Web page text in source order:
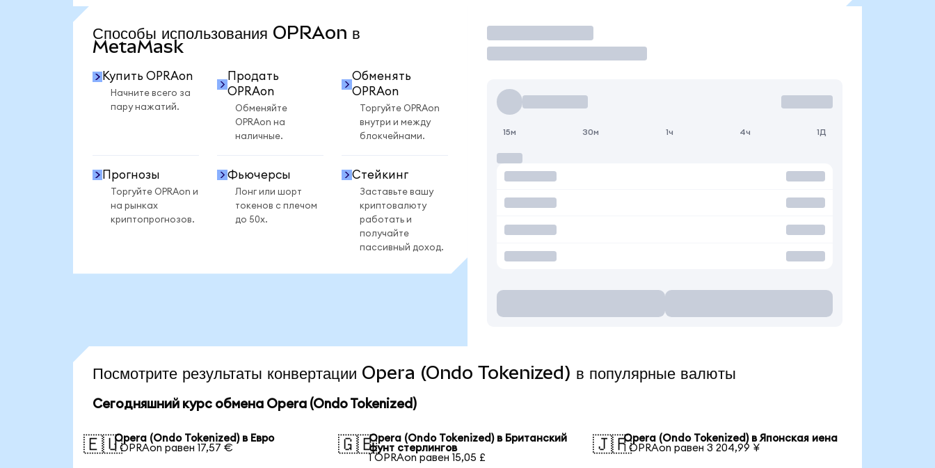
Способы использования OPRAon в
MetaMask
Купить OPRAon
Начните всего за
пару нажатий.
Продать
OPRAon
Обменяйте
OPRAon на
наличные.
Обменять
OPRAon
Торгуйте OPRAon
внутри и между
блокчейнами.
Прогнозы
Торгуйте OPRAon и
на рынках
криптопрогнозов.
Фьючерсы
Лонг или шорт
токенов с плечом
до 50x.
Стейкинг
Заставьте вашу
криптовалюту
работать и
получайте
пассивный доход.
Торговать
15м 30м 1ч 4ч 1Д
Посмотрите результаты конвертации Opera (Ondo Tokenized) в популярные валюты
Сегодняшний курс обмена Opera (Ondo Tokenized)
🇪🇺Opera (Ondo Tokenized) в Евро
1 OPRAon равен 17,57 €
🇬🇧Opera (Ondo Tokenized) в Британский
фунт стерлингов
1 OPRAon равен 15,05 £
🇯🇵Opera (Ondo Tokenized) в Японская иена
1 OPRAon равен 3 204,99 ¥